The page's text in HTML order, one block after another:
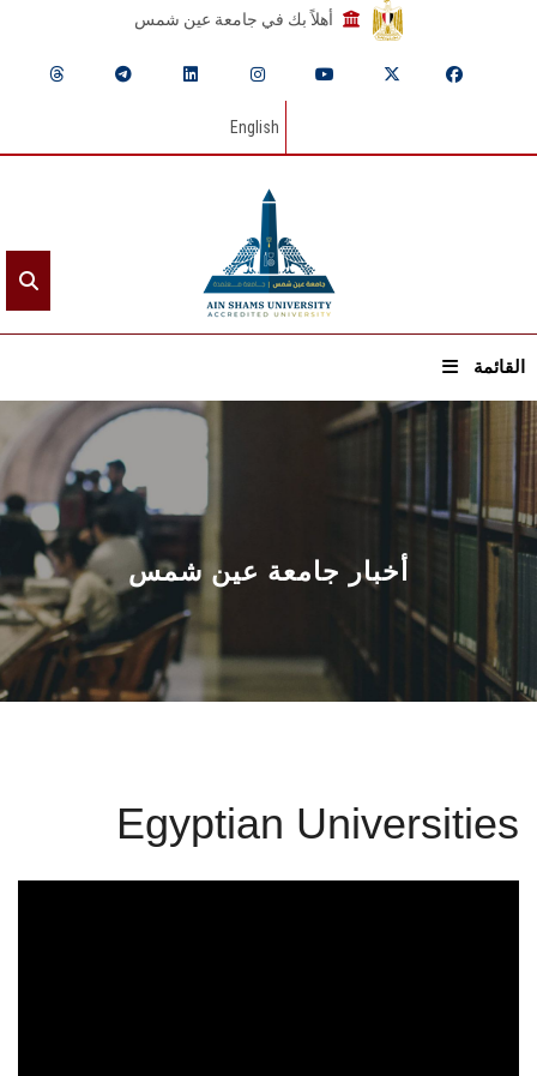
أهلاً بك في جامعة عين شمس
English
القائمة
الرئيسيـة
عن الجامعة
القطاعـات
الشئون الأكاديمية
البحث العلمي
المراكز والوحدات
أخبار جامعة عين شمس
Egyptian Universities